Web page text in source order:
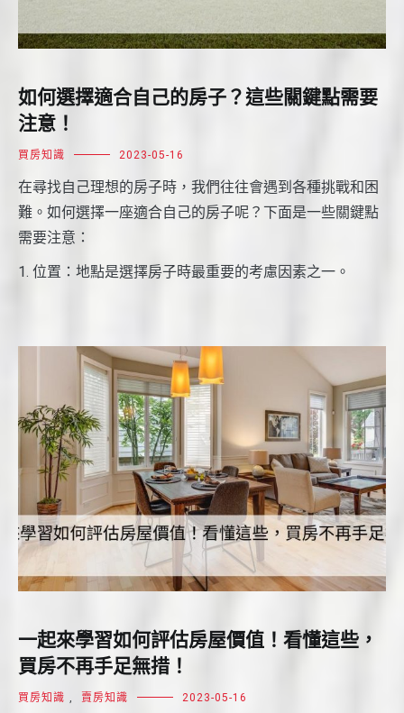
如何選擇適合自己的房子？這些關鍵點需要
注意！
買房知識 2023-05-16
在尋找自己理想的房子時，我們往往會遇到各種挑戰和困
難。如何選擇一座適合自己的房子呢？下面是一些關鍵點
需要注意：
1. 位置：地點是選擇房子時最重要的考慮因素之一。
一起來學習如何評估房屋價值！看懂這些，
買房不再手足無措！
買房知識 賣房知識 2023-05-16